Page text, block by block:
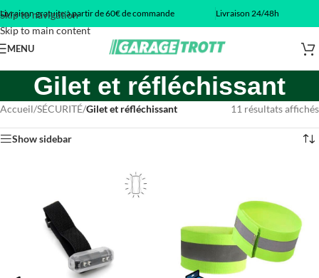
Skip to navigation
Skip to main content
Livraison gratuite à partir de 60€ de commande Livraison 24/48h
MENU
Gilet et réfléchissant
Accueil/SÉCURITÉ/Gilet et réfléchissant 11 résultats affichés
Show sidebar